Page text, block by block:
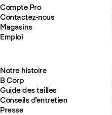
Compte Pro
Contactez-nous
Magasins
Emploi
Notre histoire
B Corp
Guide des tailles
Conseils d'entretien
Presse